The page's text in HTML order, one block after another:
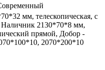
мм, телескопическая, с
Наличник 2130*70*8 мм,
прямой, Добор -
2070*200*10